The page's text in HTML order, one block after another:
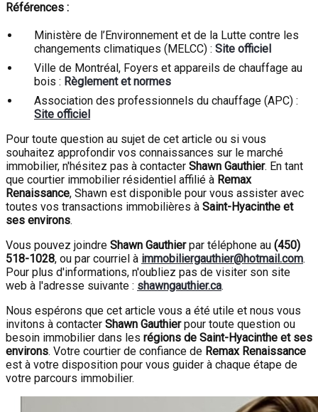
Références :
Ministère de l’Environnement et de la Lutte contre les
changements climatiques (MELCC) : Site officiel
Ville de Montréal, Foyers et appareils de chauffage au
bois : Règlement et normes
Association des professionnels du chauffage (APC) :
Site officiel
Pour toute question au sujet de cet article ou si vous
souhaitez approfondir vos connaissances sur le marché
immobilier, n'hésitez pas à contacter Shawn Gauthier. En tant
que courtier immobilier résidentiel affilié à Remax
Renaissance, Shawn est disponible pour vous assister avec
toutes vos transactions immobilières à Saint-Hyacinthe et
ses environs.
Vous pouvez joindre Shawn Gauthierpar téléphone au (450)
518-1028, ou par courriel à immobiliergauthier@hotmail.com.
Pour plus d'informations, n'oubliez pas de visiter son site
web à l'adresse suivante : shawngauthier.ca.
Nous espérons que cet article vous a été utile et nous vous
invitons à contacter Shawn Gauthierpour toute question ou
besoin immobilier dans les régions de Saint-Hyacinthe et ses
environs. Votre courtier de confiance de Remax Renaissance
est à votre disposition pour vous guider à chaque étape de
votre parcours immobilier.